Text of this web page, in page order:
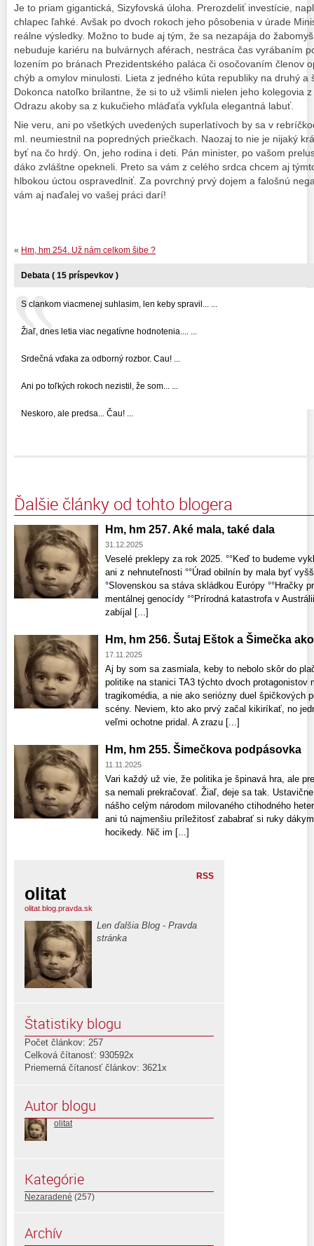
Je to priam gigantická, Sizyfovská úloha. Prerozdeliť investície,
chlapec ľahké. Avšak po dvoch rokoch jeho pôsobenia v úrade
reálne výsledky. Možno to bude aj tým, že sa nezapája do
nebuduje kariéru na bulvárnych aférach, nestráca čas vyrábaním
lozením po bránach Prezidentského paláca či osočovaním členov
chýb a omylov minulosti. Lieta z jedného kúta republiky na druhý a
Dokonca natoľko brilantne, že si to už všimli nielen jeho kolegovia
Odrazu akoby sa z kukučieho mláďaťa vykľula elegantná labuť.
Nie veru, ani po všetkých uvedených superlatívoch by sa v
ml. neumiestnil na popredných priečkach. Naozaj to nie je nijaký
byť na čo hrdý. On, jeho rodina i deti. Pán minister, po vašom
dáko zvláštne opekneli. Preto sa vám z celého srdca chcem aj
hlbokou úctou ospravedlniť. Za povrchný prvý dojem a falošnú
vám aj naďalej vo vašej práci darí!
« Hm, hm 254. Už nám celkom šibe ?
Debata ( 15 príspevkov )
S clankom viacmenej suhlasim, len keby spravil... ...
Žiaľ, dnes letia viac negatívne hodnotenia.... ...
Srdečná vďaka za odborný rozbor. Cau! ...
Ani po toľkých rokoch nezistil, že som... ...
Neskoro, ale predsa... Čau! ...
Ďalšie články od tohto blogera
Hm, hm 257. Aké mala, také dala
31.12.2025
Veselé preklepy za rok 2025. °°Keď to budeme
ani z nehnuteľnosti °°Úrad obilnín by mala byť
°Slovenskou sa stáva skládkou Európy °°Hračky
mentálnej genocídy °°Prírodná katastrofa v
zabíjal [...]
Hm, hm 256. Šutaj Eštok a Šimečka
17.11.2025
Aj by som sa zasmiala, keby to nebolo skôr do
politike na stanici TA3 týchto dvoch protagonistov
tragikomédia, a nie ako seriózny duel špičkových
scény. Neviem, kto ako prvý začal kikiríkať, no
veľmi ochotne pridal. A zrazu [...]
Hm, hm 255. Šimečkova podpásovka
11.11.2025
Vari každý už vie, že politika je špinavá hra, ale
sa nemali prekračovať. Žiaľ, deje sa tak.
nášho celým národom milovaného ctihodného
ani tú najmenšiu príležitosť zababrať si ruky
hocikedy. Nič im [...]
RSS
olitat
olitat.blog.pravda.sk
Len ďalšia Blog - Pravda
stránka
Štatistiky blogu
Počet článkov: 257
Celková čítanosť: 930592x
Priemerná čítanosť článkov: 3621x
Autor blogu
olitat
Kategórie
Nezaradené (257)
Archív